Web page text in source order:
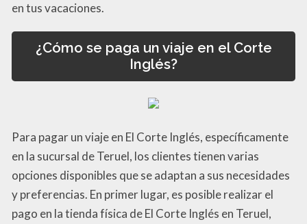
en tus vacaciones.
¿Cómo se paga un viaje en el Corte
Inglés?
Para pagar un viaje en El Corte Inglés, específicamente
en la sucursal de Teruel, los clientes tienen varias
opciones disponibles que se adaptan a sus necesidades
y preferencias. En primer lugar, es posible realizar el
pago en la tienda física de El Corte Inglés en Teruel,